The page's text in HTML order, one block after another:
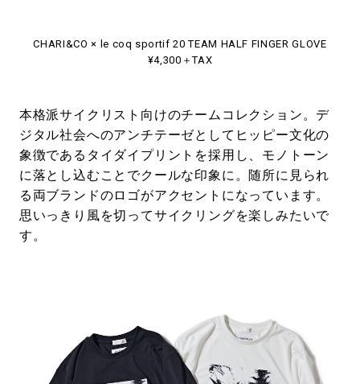
CHARI&CO × le coq sportif 20 TEAM HALF FINGER GLOVE
¥4,300＋TAX
本格派サイクリスト向けのチームコレクション。デ
ジタル社会へのアンチテーゼとしてヒッピー文化の
象徴であるタイダイプリントを採用し、モノトーン
に落とし込むことでクールな印象に。随所に見られ
る両ブランドのロゴがアクセントになっています。
思いっきり風を切ってサイクリングを楽しみたいで
す。